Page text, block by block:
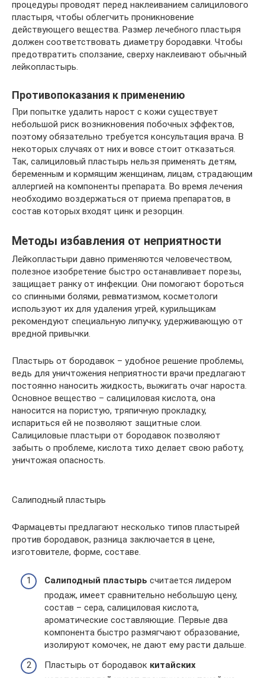
процедуры проводят перед наклеиванием салицилового
пластыря, чтобы облегчить проникновение
действующего вещества. Размер лечебного пластыря
должен соответствовать диаметру бородавки. Чтобы
предотвратить сползание, сверху наклеивают обычный
лейкопластырь.
Противопоказания к применению
При попытке удалить нарост с кожи существует
небольшой риск возникновения побочных эффектов,
поэтому обязательно требуется консультация врача. В
некоторых случаях от них и вовсе стоит отказаться.
Так, салициловый пластырь нельзя применять детям,
беременным и кормящим женщинам, лицам, страдающим
аллергией на компоненты препарата. Во время лечения
необходимо воздержаться от приема препаратов, в
состав которых входят цинк и резорцин.
Методы избавления от неприятности
Лейкопластыри давно применяются человечеством,
полезное изобретение быстро останавливает порезы,
защищает ранку от инфекции. Они помогают бороться
со спинными болями, ревматизмом, косметологи
используют их для удаления угрей, курильщикам
рекомендуют специальную липучку, удерживающую от
вредной привычки.
Пластырь от бородавок – удобное решение проблемы,
ведь для уничтожения неприятности врачи предлагают
постоянно наносить жидкость, выжигать очаг нароста.
Основное вещество – салициловая кислота, она
наносится на пористую, тряпичную прокладку,
испариться ей не позволяют защитные слои.
Салициловые пластыри от бородавок позволяют
забыть о проблеме, кислота тихо делает свою работу,
уничтожая опасность.
Салиподный пластырь
Фармацевты предлагают несколько типов пластырей
против бородавок, разница заключается в цене,
изготовителе, форме, составе.
Салиподный пластырь считается лидером
продаж, имеет сравнительно небольшую цену,
состав – сера, салициловая кислота,
ароматические составляющие. Первые два
компонента быстро размягчают образование,
изолируют комочек, не дают ему расти дальше.
Пластырь от бородавок китайских